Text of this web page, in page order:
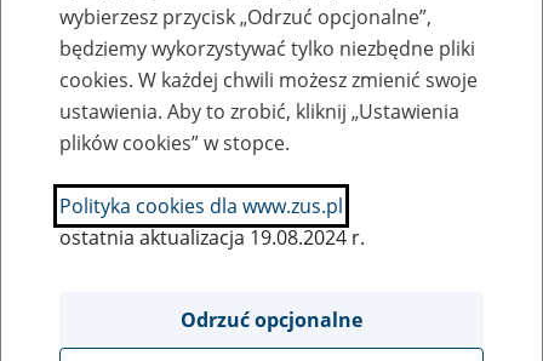
Nazwa zakładu pracy:
SZUKAJ
wybierzesz przycisk „Odrzuć opcjonalne”,
będziemy wykorzystywać tylko niezbędne pliki
cookies. W każdej chwili możesz zmienić swoje
ustawienia. Aby to zrobić, kliknij „Ustawienia
plików cookies” w stopce.
Polityka cookies dla www.zus.pl
ostatnia aktualizacja 19.08.2024 r.
Odrzuć opcjonalne